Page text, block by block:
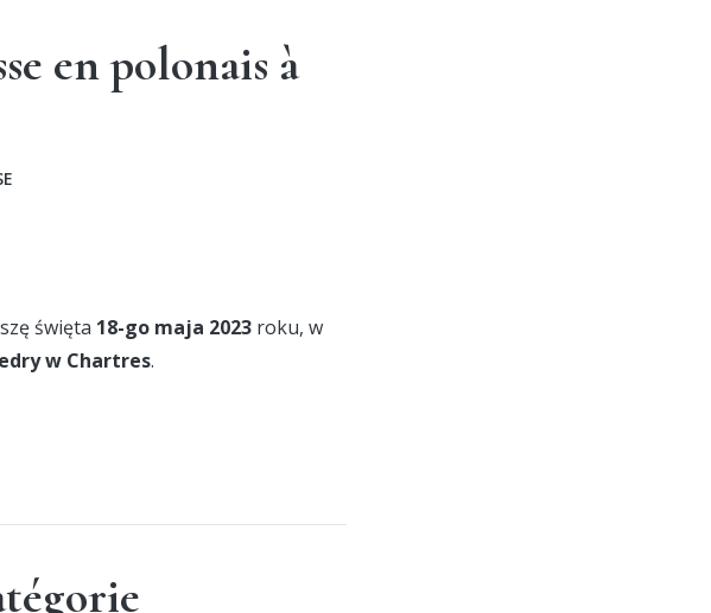
en polonais à
święta 18-go maja 2023 roku, w
w Chartres.